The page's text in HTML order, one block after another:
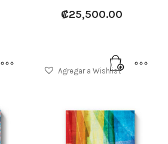
₡25,500.00
Agregar a Wishlist